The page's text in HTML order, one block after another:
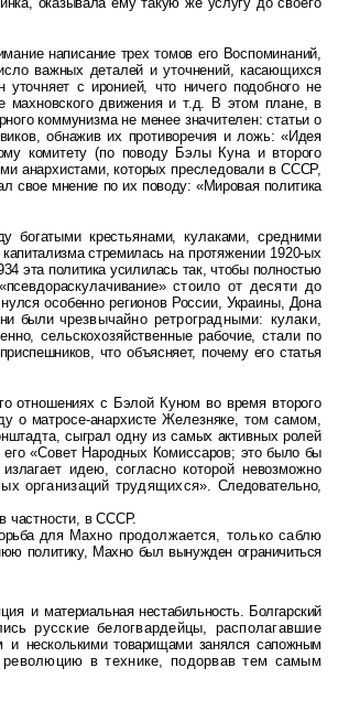
написание трех томов его Воспоминаний,
важных деталей и уточнений, касающихся
с иронией, что ничего подобного не
махновского движения и т.д. В этом плане, в
коммунизма не менее значителен: статьи о
обнажив их противоречия и ложь: «Идея
комитету (по поводу Бэлы Куна и второго
анархистами, которых преследовали в СССР,
свое мнение по их поводу: «Мировая политика
богатыми крестьянами, кулаками, средними
капитализма стремилась на протяжении 1920-ых
эта политика усилилась так, чтобы полностью
стоило от десяти до
особенно регионов России, Украины, Дона
были чрезвычайно ретроградными: кулаки,
сельскохозяйственные рабочие, стали по
что объясняет, почему его статья
отношениях с Бэлой Куном во время второго
о матросе-анархисте Железняке, том самом,
сыграл одну из самых активных ролей
его «Совет Народных Комиссаров; это было бы
идею, согласно которой невозможно
организаций трудящихся». Следовательно,
частности, в СССР.
для Махно продолжается, только саблю
политику, Махно был вынужден ограничиться
иматериальная нестабильность. Болгарский
русские белогвардейцы, располагавшие
и несколькими товарищами занялся сапожным
революцию в технике, подорвав тем самым